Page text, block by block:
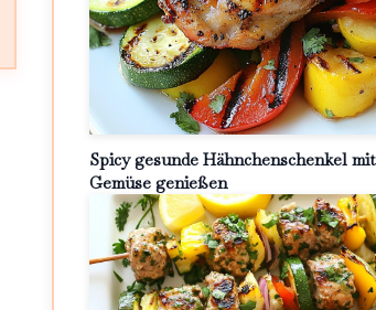
Spicy gesunde Hähnchenschenkel mit
Gemüse genießen